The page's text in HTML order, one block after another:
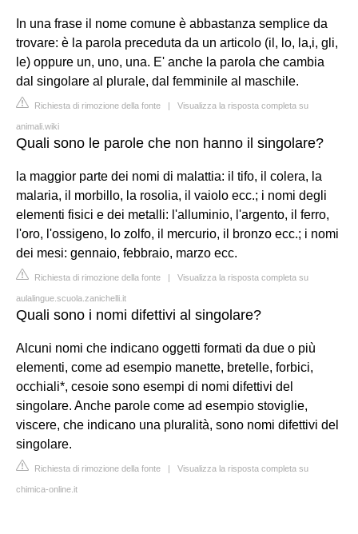
In una frase il nome comune è abbastanza semplice da
trovare: è la parola preceduta da un articolo (il, lo, la,i, gli,
le) oppure un, uno, una. E' anche la parola che cambia
dal singolare al plurale, dal femminile al maschile.
Richiesta di rimozione della fonte | Visualizza la risposta completa su
animali.wiki
Quali sono le parole che non hanno il singolare?
la maggior parte dei nomi di malattia: il tifo, il colera, la
malaria, il morbillo, la rosolia, il vaiolo ecc.; i nomi degli
elementi fisici e dei metalli: l'alluminio, l'argento, il ferro,
l'oro, l'ossigeno, lo zolfo, il mercurio, il bronzo ecc.; i nomi
dei mesi: gennaio, febbraio, marzo ecc.
Richiesta di rimozione della fonte | Visualizza la risposta completa su
aulalingue.scuola.zanichelli.it
Quali sono i nomi difettivi al singolare?
Alcuni nomi che indicano oggetti formati da due o più
elementi, come ad esempio manette, bretelle, forbici,
occhiali*, cesoie sono esempi di nomi difettivi del
singolare. Anche parole come ad esempio stoviglie,
viscere, che indicano una pluralità, sono nomi difettivi del
singolare.
Richiesta di rimozione della fonte | Visualizza la risposta completa su
chimica-online.it